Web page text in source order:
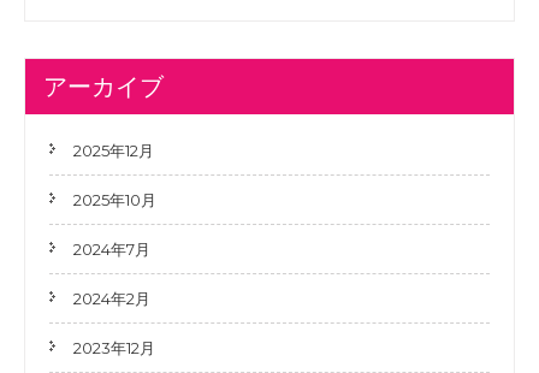
アーカイブ
2025年12月
2025年10月
2024年7月
2024年2月
2023年12月